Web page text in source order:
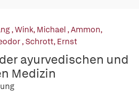
,Wink, Michael ,Ammon,
,Schrott, Ernst
ayurvedischen und
Medizin